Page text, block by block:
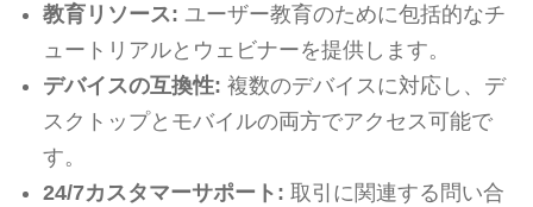
教育リソース: ユーザー教育のために包括的なチ
ュートリアルとウェビナーを提供します。
デバイスの互換性: 複数のデバイスに対応し、デ
スクトップとモバイルの両方でアクセス可能で
す。
24/7カスタマーサポート: 取引に関連する問い合